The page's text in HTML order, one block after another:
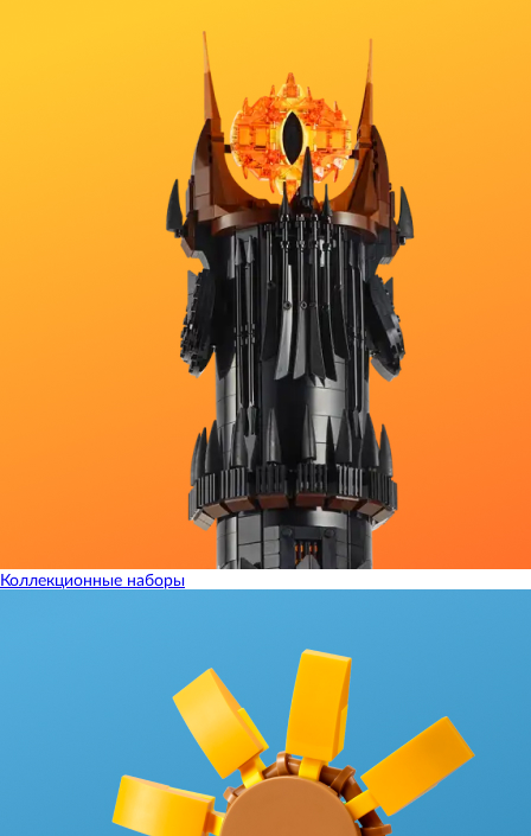
Коллекционные наборы